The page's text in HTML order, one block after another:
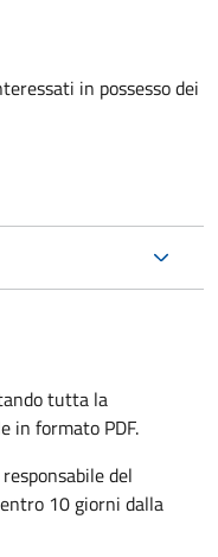
in possesso dei
tutta la
in formato PDF.
del
10 giorni dalla